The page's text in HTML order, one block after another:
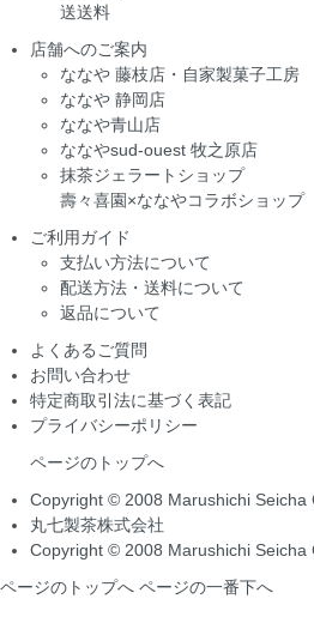
送送料
店舗へのご案内
ななや 藤枝店・自家製菓子工房
ななや 静岡店
ななや青山店
ななやsud-ouest 牧之原店
抹茶ジェラートショップ
壽々喜園×ななやコラボショップ
ご利用ガイド
支払い方法について
配送方法・送料について
返品について
よくあるご質問
お問い合わせ
特定商取引法に基づく表記
プライバシーポリシー
ページのトップへ
Copyright © 2008 Marushichi Seicha
丸七製茶株式会社
Copyright © 2008 Marushichi Seicha
ページのトップへ ページの一番下へ